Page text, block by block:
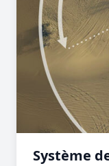
Système